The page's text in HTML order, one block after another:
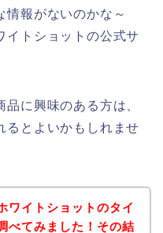
情報がないのかな～
イトショットの公式サ
に興味のある方は、
るとよいかもしれませ
ワイトショットのタイ
べてみました！その結